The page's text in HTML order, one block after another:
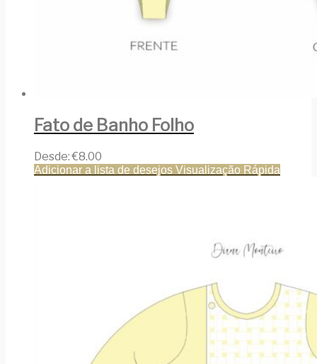
Fato de Banho Folho
Desde:€8.00
Adicionar a lista de desejos Visualização Rápida